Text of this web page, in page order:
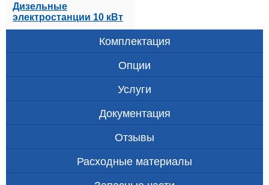
Дизельные
электростанции 10 кВт
Комплектация
Опции
Услуги
Документация
Отзывы
Расходные материалы